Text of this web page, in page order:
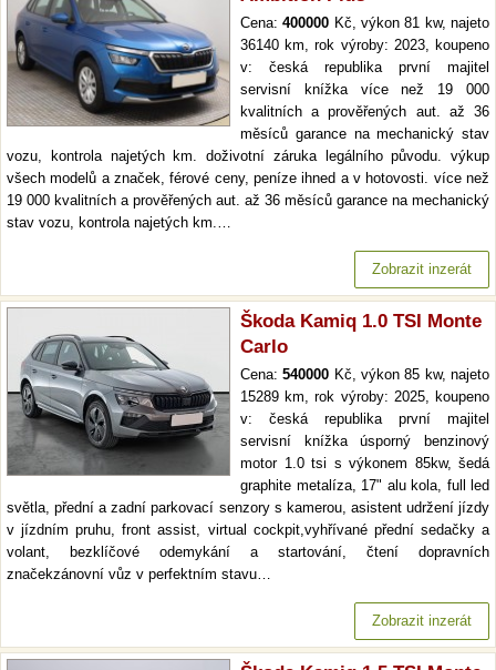
Cena:400000 Kč, výkon 81 kw, najeto
36140 km, rok výroby: 2023, koupeno
v: česká republika první majitel
servisní knížka více než 19 000
kvalitních a prověřených aut. až 36
měsíců garance na mechanický stav
vozu, kontrola najetých km. doživotní záruka legálního původu. výkup
všech modelů a značek, férové ceny, peníze ihned a v hotovosti. více než
19 000 kvalitních a prověřených aut. až 36 měsíců garance na mechanický
stav vozu, kontrola najetých km.…
Zobrazit inzerát
Škoda Kamiq 1.0 TSI Monte
Carlo
Cena:540000 Kč, výkon 85 kw, najeto
15289 km, rok výroby: 2025, koupeno
v: česká republika první majitel
servisní knížka úsporný benzinový
motor 1.0 tsi s výkonem 85kw, šedá
graphite metalíza, 17" alu kola, full led
světla, přední a zadní parkovací senzory s kamerou, asistent udržení jízdy
v jízdním pruhu, front assist, virtual cockpit,vyhřívané přední sedačky a
volant, bezklíčové odemykání a startování, čtení dopravních
značekzánovní vůz v perfektním stavu…
Zobrazit inzerát